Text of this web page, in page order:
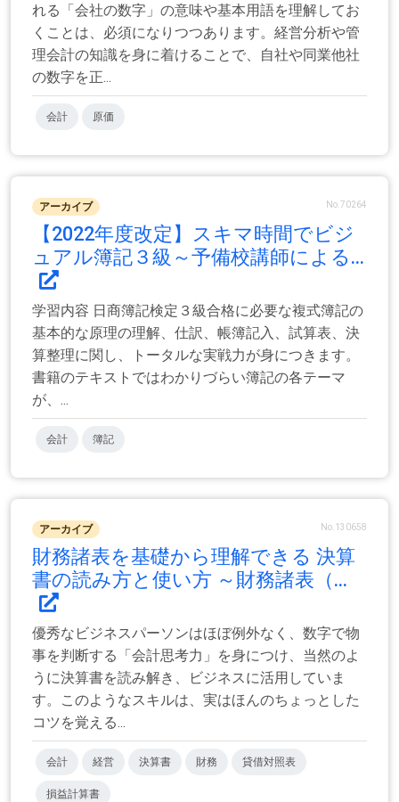
れる「会社の数字」の意味や基本用語を理解してお
くことは、必須になりつつあります。経営分析や管
理会計の知識を身に着けることで、自社や同業他社
の数字を正...
会計 原価
アーカイブ No.70264
【2022年度改定】スキマ時間でビジ
ュアル簿記３級～予備校講師による...
学習内容 日商簿記検定３級合格に必要な複式簿記の
基本的な原理の理解、仕訳、帳簿記入、試算表、決
算整理に関し、トータルな実戦力が身につきます。
書籍のテキストではわかりづらい簿記の各テーマ
が、...
会計 簿記
アーカイブ No.130658
財務諸表を基礎から理解できる 決算
書の読み方と使い方 ～財務諸表（...
優秀なビジネスパーソンはほぼ例外なく、数字で物
事を判断する「会計思考力」を身につけ、当然のよ
うに決算書を読み解き、ビジネスに活用していま
す。このようなスキルは、実はほんのちょっとした
コツを覚える...
会計 経営 決算書 財務 貸借対照表
損益計算書